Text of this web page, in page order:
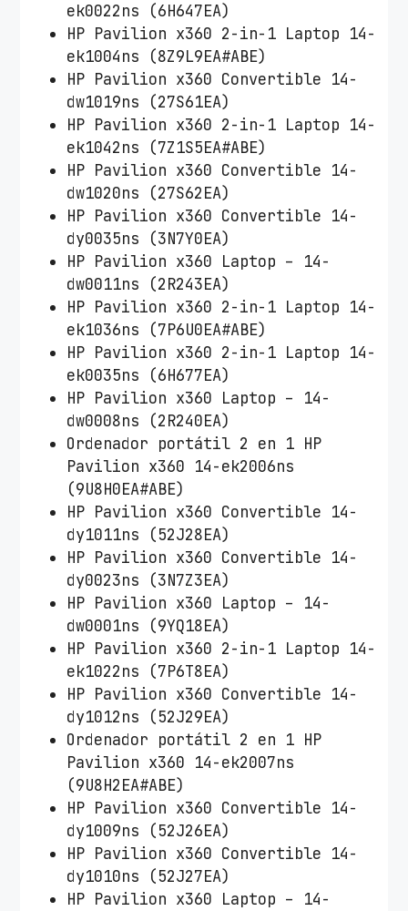
ek0022ns (6H647EA)
HP Pavilion x360 2-in-1 Laptop 14-
ek1004ns (8Z9L9EA#ABE)
HP Pavilion x360 Convertible 14-
dw1019ns (27S61EA)
HP Pavilion x360 2-in-1 Laptop 14-
ek1042ns (7Z1S5EA#ABE)
HP Pavilion x360 Convertible 14-
dw1020ns (27S62EA)
HP Pavilion x360 Convertible 14-
dy0035ns (3N7Y0EA)
HP Pavilion x360 Laptop – 14-
dw0011ns (2R243EA)
HP Pavilion x360 2-in-1 Laptop 14-
ek1036ns (7P6U0EA#ABE)
HP Pavilion x360 2-in-1 Laptop 14-
ek0035ns (6H677EA)
HP Pavilion x360 Laptop – 14-
dw0008ns (2R240EA)
Ordenador portátil 2 en 1 HP
Pavilion x360 14-ek2006ns
(9U8H0EA#ABE)
HP Pavilion x360 Convertible 14-
dy1011ns (52J28EA)
HP Pavilion x360 Convertible 14-
dy0023ns (3N7Z3EA)
HP Pavilion x360 Laptop – 14-
dw0001ns (9YQ18EA)
HP Pavilion x360 2-in-1 Laptop 14-
ek1022ns (7P6T8EA)
HP Pavilion x360 Convertible 14-
dy1012ns (52J29EA)
Ordenador portátil 2 en 1 HP
Pavilion x360 14-ek2007ns
(9U8H2EA#ABE)
HP Pavilion x360 Convertible 14-
dy1009ns (52J26EA)
HP Pavilion x360 Convertible 14-
dy1010ns (52J27EA)
HP Pavilion x360 Laptop – 14-